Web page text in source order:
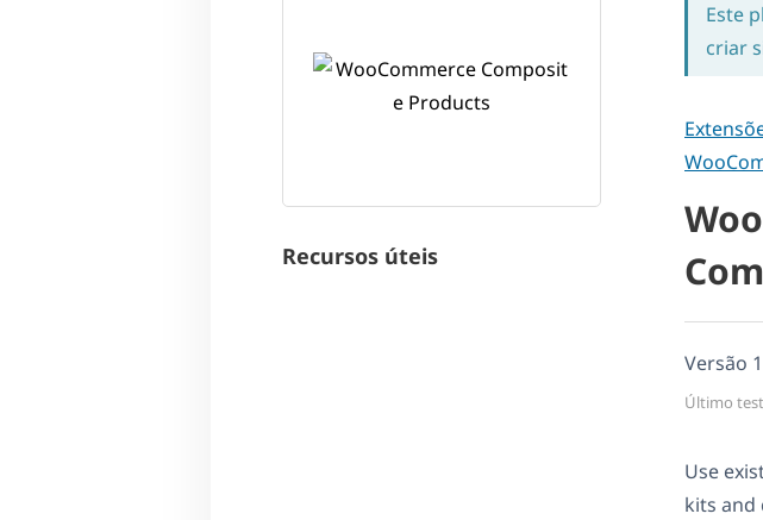
Recursos úteis
Este
criar
Versão
Último
Use
kits and